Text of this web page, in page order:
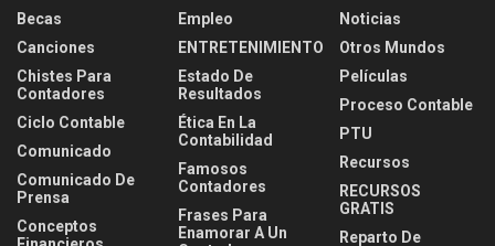
Becas
Canciones
Chistes Para
Contadores
Ciclo Contable
Comunicado
Comunicado De
Prensa
Conceptos
Empleo
ENTRETENIMIENTO
Estado De
Resultados
Ética En La
Contabilidad
Famosos
Contadores
Frases Para
Enamorar A Un
Noticias
Otros Mundos
Películas
Proceso Contable
PTU
Recursos
RECURSOS
GRATIS
Reparto De